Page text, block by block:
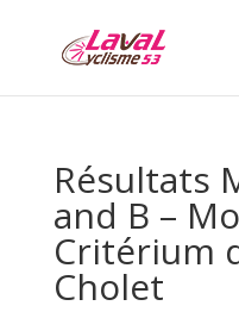
Résultats
and B –
Critérium
Cholet